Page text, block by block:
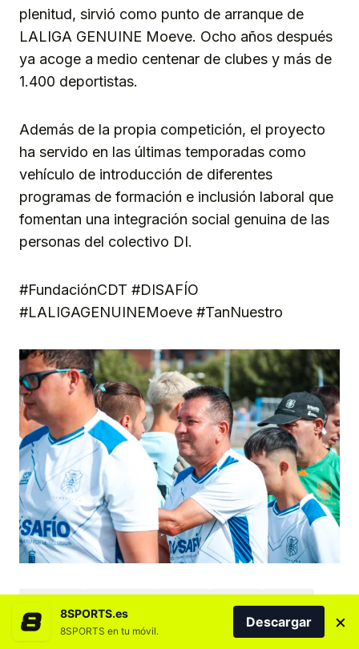
plenitud, sirvió como punto de arranque de
LALIGA GENUINE Moeve. Ocho años después
ya acoge a medio centenar de clubes y más de
1.400 deportistas.
Además de la propia competición, el proyecto
ha servido en las últimas temporadas como
vehículo de introducción de diferentes
programas de formación e inclusión laboral que
fomentan una integración social genuina de las
personas del colectivo DI.
#FundaciónCDT #DISAFÍO
#LALIGAGENUINEMoeve #TanNuestro
CANARIAS
SANTA CRUZ DE TENERIFE
8SPORTS.es
8SPORTS en tu móvil.
Descargar ×